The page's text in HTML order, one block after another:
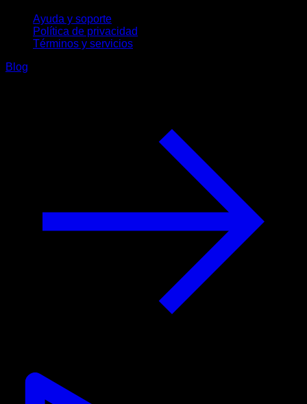
Ayuda y soporte
Política de privacidad
Términos y servicios
Blog